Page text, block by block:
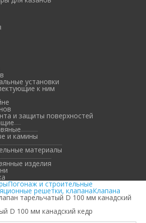
установки
к ним
и защиты поверхностей
и камины
материалы
изделия
Погонаж и строительные
решетки, клапанаКлапана
тарельчатый D 100 мм канадский
D 100 мм канадский кедр